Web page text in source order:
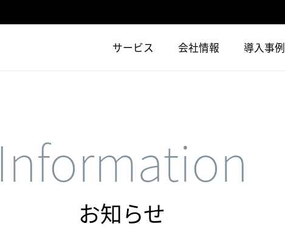
サービス 会社情報 導入事例
Information
お知らせ